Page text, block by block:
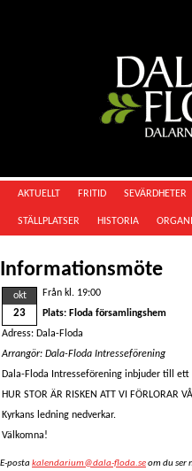
AKTUELLT FRITID SEVÄRDHETER
STÄLLPLATSER HISTORIA
Informationsmöte
okt
23
Från kl. 19:00
Plats: Floda församlingshem
Adress: Dala-Floda
Arrangör: Dala-Floda Intresseförening
Dala-Floda Intresseförening inbjuder till
HUR STOR ÄR RISKEN ATT VI FÖRLORAR
Kyrkans ledning nedverkar.
Välkomna!
E-postakalendarium@dala-floda.seom du ser